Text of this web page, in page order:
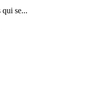
qui se...